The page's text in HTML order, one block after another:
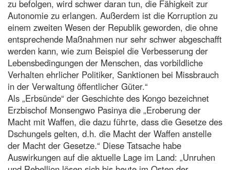
zu befolgen, wird schwer daran tun, die Fähigkeit zur
Autonomie zu erlangen. Außerdem ist die Korruption zu
einem zweiten Wesen der Republik geworden, die ohne
entsprechende Maßnahmen nur sehr schwer abgeschafft
werden kann, wie zum Beispiel die Verbesserung der
Lebensbedingungen der Menschen, das vorbildliche
Verhalten ehrlicher Politiker, Sanktionen bei Missbrauch
in der Verwaltung öffentlicher Güter.“
Als „Erbsünde“ der Geschichte des Kongo bezeichnet
Erzbischof Monsengwo Pasinya die „Eroberung der
Macht mit Waffen, die dazu führte, dass die Gesetze des
Dschungels gelten, d.h. die Macht der Waffen anstelle
der Macht der Gesetze.“ Diese Tatsache habe
Auswirkungen auf die aktuelle Lage im Land: „Unruhen